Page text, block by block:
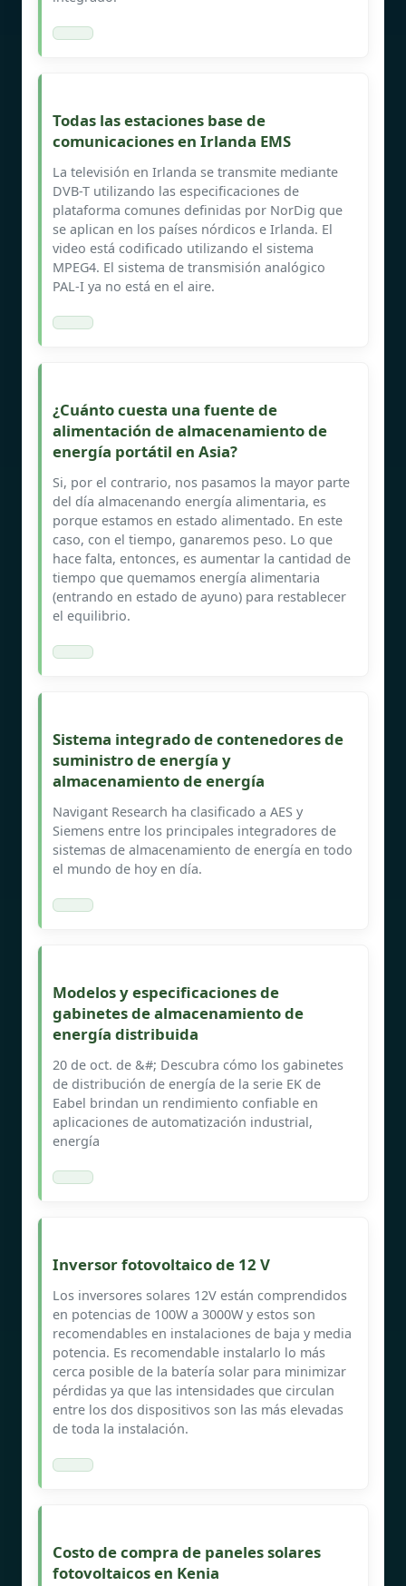
Todas las estaciones base de
comunicaciones en Irlanda EMS
La televisión en Irlanda se transmite mediante
DVB-T utilizando las especificaciones de
plataforma comunes definidas por NorDig que
se aplican en los países nórdicos e Irlanda. El
video está codificado utilizando el sistema
MPEG4. El sistema de transmisión analógico
PAL-I ya no está en el aire.
¿Cuánto cuesta una fuente de
alimentación de almacenamiento de
energía portátil en Asia?
Si, por el contrario, nos pasamos la mayor parte
del día almacenando energía alimentaria, es
porque estamos en estado alimentado. En este
caso, con el tiempo, ganaremos peso. Lo que
hace falta, entonces, es aumentar la cantidad de
tiempo que quemamos energía alimentaria
(entrando en estado de ayuno) para restablecer
el equilibrio.
Sistema integrado de contenedores de
suministro de energía y
almacenamiento de energía
Navigant Research ha clasificado a AES y
Siemens entre los principales integradores de
sistemas de almacenamiento de energía en todo
el mundo de hoy en día.
Modelos y especificaciones de
gabinetes de almacenamiento de
energía distribuida
20 de oct. de &#; Descubra cómo los gabinetes
de distribución de energía de la serie EK de
Eabel brindan un rendimiento confiable en
aplicaciones de automatización industrial,
energía
Inversor fotovoltaico de 12 V
Los inversores solares 12V están comprendidos
en potencias de 100W a 3000W y estos son
recomendables en instalaciones de baja y media
potencia. Es recomendable instalarlo lo más
cerca posible de la batería solar para minimizar
pérdidas ya que las intensidades que circulan
entre los dos dispositivos son las más elevadas
de toda la instalación.
Costo de compra de paneles solares
fotovoltaicos en Kenia